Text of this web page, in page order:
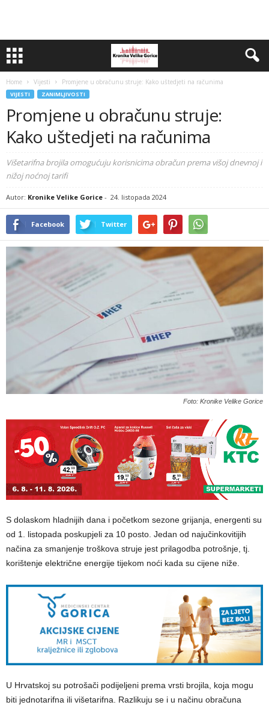
Home Vijesti Promjene u obračunu struje: Kako uštedjeti na računima
VIJESTI ZANIMLJIVOSTI
Promjene u obračunu struje:
Kako uštedjeti na računima
Višetarifna brojila omogućuju korisnicima obračun prema višoj dnevnoj i
nižoj noćnoj tarifi
Autor: Kronike Velike Gorice - 24. listopada 2024
Facebook Twitter
Foto: Kronike Velike Gorice
S dolaskom hladnijih dana i početkom sezone grijanja, energenti su
od 1. listopada poskupjeli za 10 posto. Jedan od najučinkovitijih
načina za smanjenje troškova struje jest prilagodba potrošnje, tj.
korištenje električne energije tijekom noći kada su cijene niže.
U Hrvatskoj su potrošači podijeljeni prema vrsti brojila, koja mogu
biti jednotarifna ili višetarifna. Razlikuju se i u načinu obračuna